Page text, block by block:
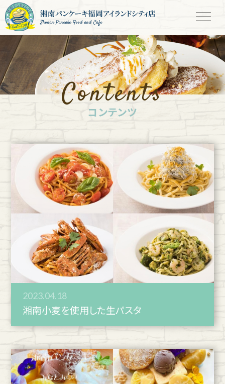
Shonan Pancake Food and Cafe
Contents
コンテンツ
2023.04.18
湘南小麦を使用した生パスタ